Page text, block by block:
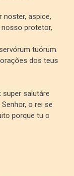
noster, aspice,
nosso protetor,
tuórum.
dos teus
salutáre
o rei se
porque tu o